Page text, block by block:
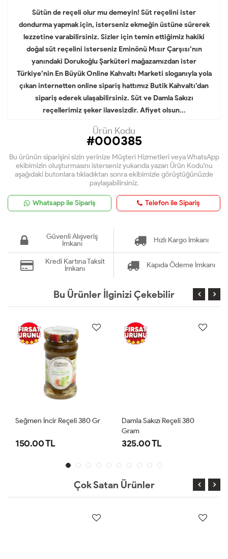
Sütün de reçeli olur mu demeyin! Süt reçelini ister
dondurma yapmak için, isterseniz ekmeğin üstüne sürerek
lezzetine varabilirsiniz. Sizler için temin ettiğimiz hakiki
doğal süt reçelini isterseniz Eminönü Mısır Çarşısı’nın
yanındaki Dorukoğlu Şarküteri mağazamızdan ister
Türkiye’nin En Büyük Online Kahvaltı Marketi sloganıyla yola
çıkan internetten online sipariş hattımız Butik Kahvaltı’dan
sipariş ederek ulaşabilirsiniz. Süt ve Damla Sakızı
reçellerimiz şeker ilavesizdir. Afiyet olsun...
Ürün Kodu
#000385
Bu ürünün siparişini sizin yerinize Müşteri Hizmetleri veya WhatsApp
ekibimizin oluşturmasını isterseniz yukarıda yazan Ürün Kodu'nu
aşağıdaki butonlara tıkladıktan sonra ekibimizle görüştüğünüzde
paylaşabilirsiniz.
Whatsapp ile Sipariş Telefon ile Sipariş
Güvenli Alışveriş
İmkanı
Hızlı Kargo İmkanı
Kredi Kartına Taksit
İmkanı
Kapıda Ödeme İmkanı
Bu Ürünler İlginizi Çekebilir
Seğmen İncir Reçeli 380 Gr
150.00 TL
Damla Sakızı Reçeli 380
Gram
325.00 TL
Çok Satan Ürünler